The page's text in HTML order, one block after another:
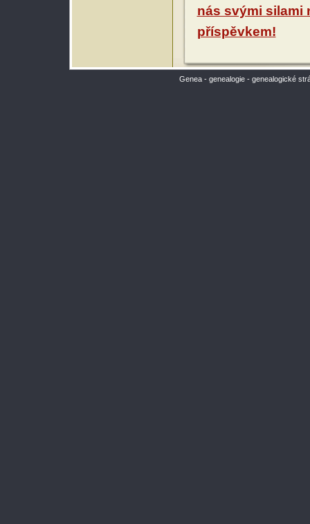
nás svými silami
příspěvkem!
Genea - genealogie - genealogické